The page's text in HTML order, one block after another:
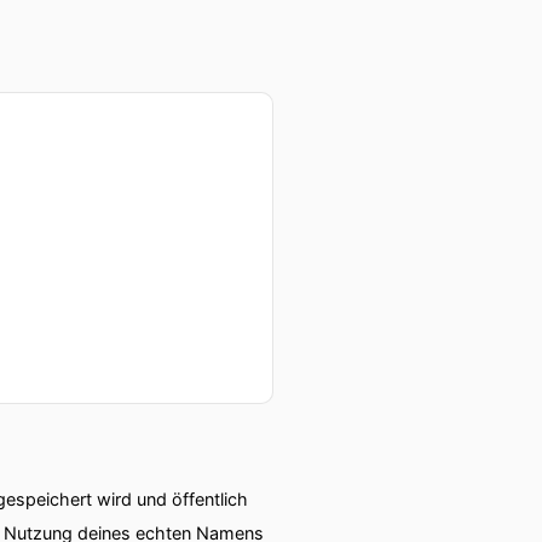
wird und öffentlich
deines echten Namens